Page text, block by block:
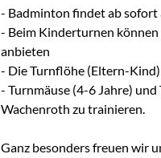
- Badminton findet ab
- Beim Kinderturnen
anbieten
- ⁠Die Turnflöhe (Eltern-
- ⁠Turnmäuse (4-6 Jahre)
Wachenroth zu trainieren.
Ganz besonders freuen wir